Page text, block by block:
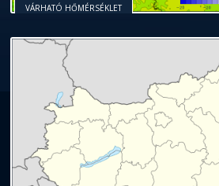
VÁRHATÓ HŐMÉRSÉKLET